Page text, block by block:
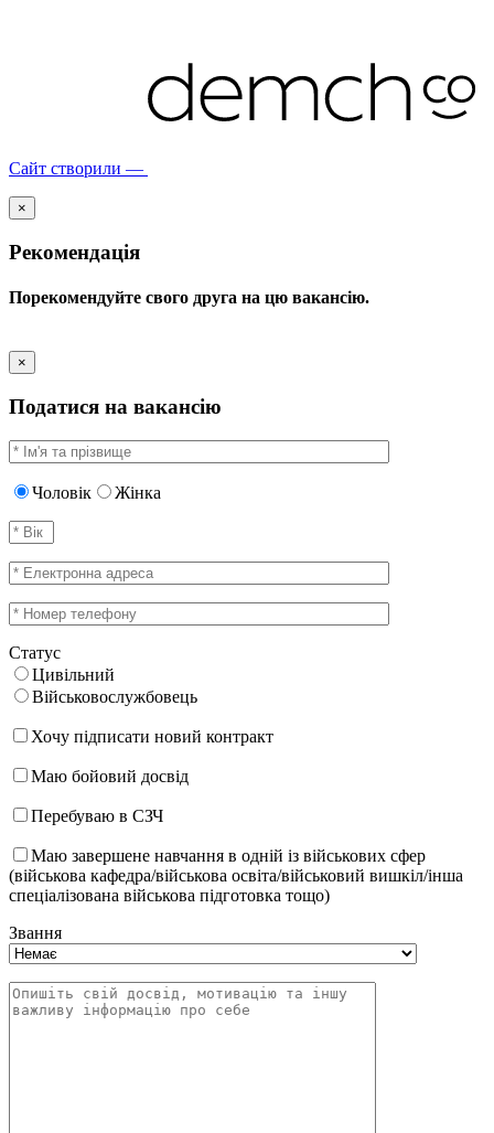
Сайт створили —
×
Рекомендація
Порекомендуйте свого друга на цю вакансію.
×
Податися на вакансію
Чоловік Жінка
Статус
Цивільний
Військовослужбовець
Хочу підписати новий контракт
Маю бойовий досвід
Перебуваю в СЗЧ
Маю завершене навчання в одній із військових сфер
(військова кафедра/військова освіта/військовий вишкіл/інша
спеціалізована військова підготовка тощо)
Звання